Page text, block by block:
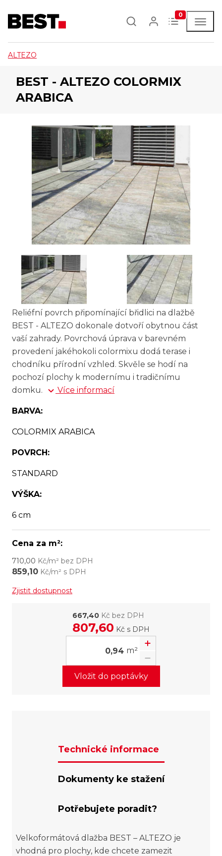
0
ALTEZO
BEST - ALTEZO COLORMIX
ARABICA
Reliéfní povrch připomínající břidlici na dlažbě
BEST - ALTEZO dokonale dotvoří obytnou část
vaší zahrady. Povrchová úprava v barevném
provedení jakéhokoli colormixu dodá terase i
chodníku přírodní vzhled. Skvěle se hodí na
pochozí plochy k modernímu i tradičnímu
domku.
Více informací
BARVA:
COLORMIX ARABICA
POVRCH:
STANDARD
VÝŠKA:
6 cm
Cena za m²:
710,00 Kč/m² bez DPH
859,10 Kč/m² s DPH
Zjistit dostupnost
667,40 Kč bez DPH
807,60 Kč s DPH
m²
Vložit do poptávky
Technické informace
Dokumenty ke stažení
Potřebujete poradit?
Velkoformátová dlažba BEST – ALTEZO je
vhodná pro plochy, kde chcete zamezit